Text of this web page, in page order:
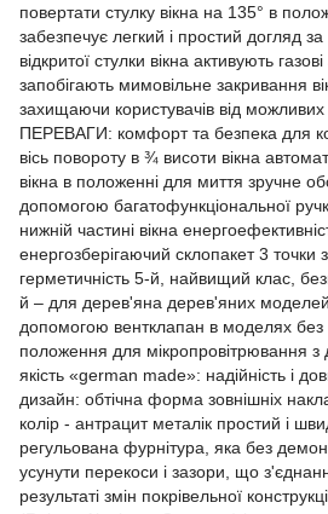
повертати стулку вікна на 135° в
забезпечує легкий і простий догляд
відкритої стулки вікна активують
запобігають мимовільне закривання
захищаючи користувачів від
ПЕРЕВАГИ: комфорт та безпека для
вісь повороту в ¾ висоти вікна
вікна в положенні для миття зручне
допомогою багатофункціональної
нижній частині вікна
енергозберігаючий склопакет 3 точки
герметичність 5-й, найвищий клас,
й – для дерев'яна дерев'яних моделей
допомогою вентклапан в моделях
положення для мікропровітрювання з
якість «german made»: надійність і
дизайн: обтічна форма зовнішніх
колір - антрацит металік простий і
регульована фурнітура, яка без
усунути перекоси і зазори, що
результаті змін покрівельної